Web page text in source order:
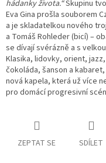
hádanky života.“Skupinu
Eva Gina prošla souborem
a je skladatelkou nového
a Tomáš Rohleder (bicí) –
se dívají svérázně a s
Klasika, lidovky, orient,
čokoláda, šanson a
nová kapela, která už více
pro domácí progresivní
ZEPTAT SE SDÍLET